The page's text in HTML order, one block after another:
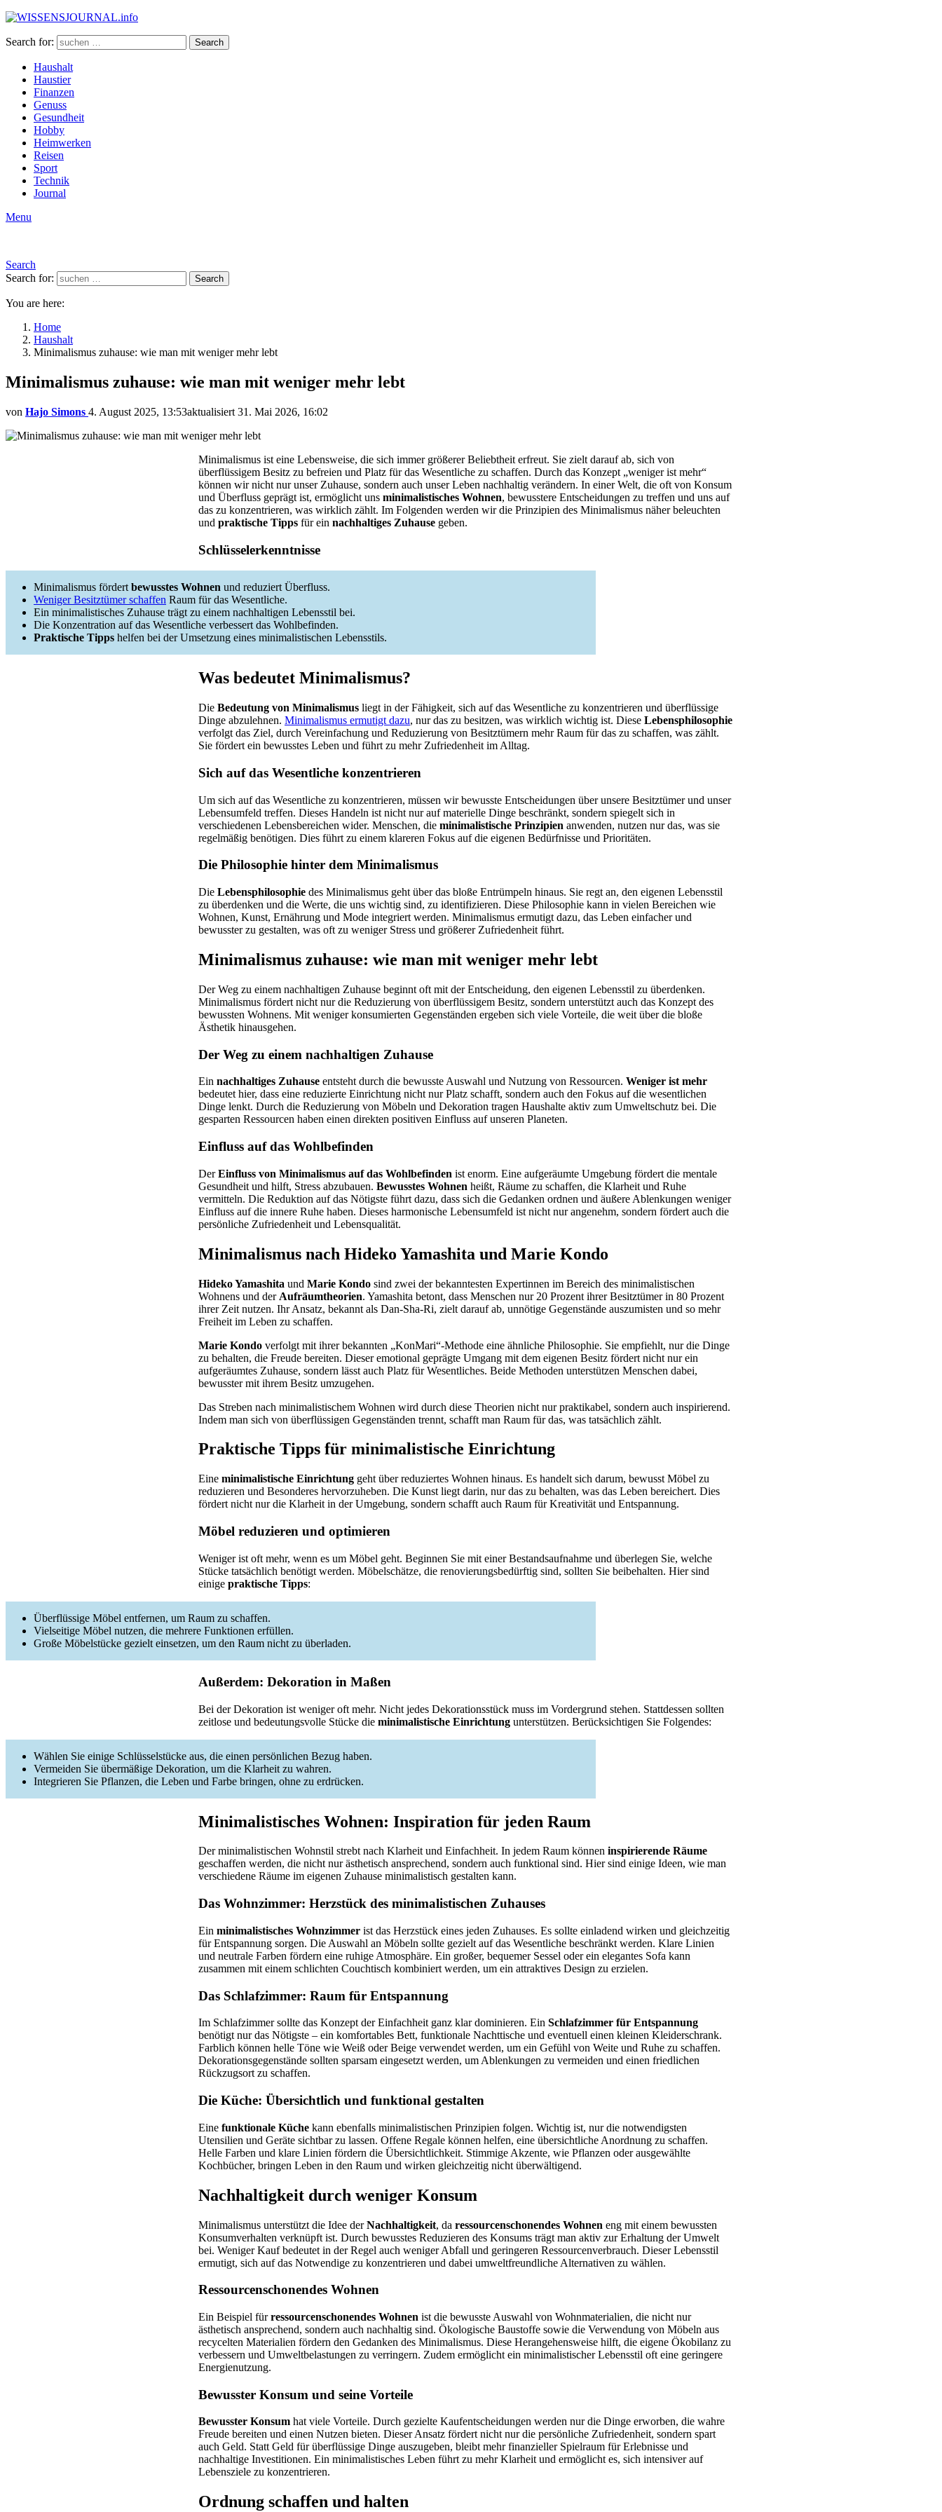
Search for: Search
Haushalt
Haustier
Finanzen
Genuss
Gesundheit
Hobby
Heimwerken
Reisen
Sport
Technik
Journal
Menu
Search
Search for:
Search
You are here:
Home
Haushalt
Minimalismus zuhause: wie man mit weniger mehr lebt
Minimalismus zuhause: wie man mit weniger mehr lebt
von Hajo Simons 4. August 2025, 13:53aktualisiert 31. Mai 2026, 16:02
Minimalismus ist eine Lebensweise, die sich immer größerer Beliebtheit erfreut. Sie zielt darauf ab, sich von
überflüssigem Besitz zu befreien und Platz für das Wesentliche zu schaffen. Durch das Konzept „weniger ist mehr“
können wir nicht nur unser Zuhause, sondern auch unser Leben nachhaltig verändern. In einer Welt, die oft von Konsum
und Überfluss geprägt ist, ermöglicht uns minimalistisches Wohnen, bewusstere Entscheidungen zu treffen und uns auf
das zu konzentrieren, was wirklich zählt. Im Folgenden werden wir die Prinzipien des Minimalismus näher beleuchten
und praktische Tipps für ein nachhaltiges Zuhause geben.
Schlüsselerkenntnisse
Minimalismus fördert bewusstes Wohnen und reduziert Überfluss.
Weniger Besitztümer schaffen Raum für das Wesentliche.
Ein minimalistisches Zuhause trägt zu einem nachhaltigen Lebensstil bei.
Die Konzentration auf das Wesentliche verbessert das Wohlbefinden.
Praktische Tipps helfen bei der Umsetzung eines minimalistischen Lebensstils.
Was bedeutet Minimalismus?
Die Bedeutung von Minimalismus liegt in der Fähigkeit, sich auf das Wesentliche zu konzentrieren und überflüssige
Dinge abzulehnen. Minimalismus ermutigt dazu, nur das zu besitzen, was wirklich wichtig ist. Diese Lebensphilosophie
verfolgt das Ziel, durch Vereinfachung und Reduzierung von Besitztümern mehr Raum für das zu schaffen, was zählt.
Sie fördert ein bewusstes Leben und führt zu mehr Zufriedenheit im Alltag.
Sich auf das Wesentliche konzentrieren
Um sich auf das Wesentliche zu konzentrieren, müssen wir bewusste Entscheidungen über unsere Besitztümer und unser
Lebensumfeld treffen. Dieses Handeln ist nicht nur auf materielle Dinge beschränkt, sondern spiegelt sich in
verschiedenen Lebensbereichen wider. Menschen, die minimalistische Prinzipien anwenden, nutzen nur das, was sie
regelmäßig benötigen. Dies führt zu einem klareren Fokus auf die eigenen Bedürfnisse und Prioritäten.
Die Philosophie hinter dem Minimalismus
Die Lebensphilosophie des Minimalismus geht über das bloße Entrümpeln hinaus. Sie regt an, den eigenen Lebensstil
zu überdenken und die Werte, die uns wichtig sind, zu identifizieren. Diese Philosophie kann in vielen Bereichen wie
Wohnen, Kunst, Ernährung und Mode integriert werden. Minimalismus ermutigt dazu, das Leben einfacher und
bewusster zu gestalten, was oft zu weniger Stress und größerer Zufriedenheit führt.
Minimalismus zuhause: wie man mit weniger mehr lebt
Der Weg zu einem nachhaltigen Zuhause beginnt oft mit der Entscheidung, den eigenen Lebensstil zu überdenken.
Minimalismus fördert nicht nur die Reduzierung von überflüssigem Besitz, sondern unterstützt auch das Konzept des
bewussten Wohnens. Mit weniger konsumierten Gegenständen ergeben sich viele Vorteile, die weit über die bloße
Ästhetik hinausgehen.
Der Weg zu einem nachhaltigen Zuhause
Ein nachhaltiges Zuhause entsteht durch die bewusste Auswahl und Nutzung von Ressourcen. Weniger ist mehr
bedeutet hier, dass eine reduzierte Einrichtung nicht nur Platz schafft, sondern auch den Fokus auf die wesentlichen
Dinge lenkt. Durch die Reduzierung von Möbeln und Dekoration tragen Haushalte aktiv zum Umweltschutz bei. Die
gesparten Ressourcen haben einen direkten positiven Einfluss auf unseren Planeten.
Einfluss auf das Wohlbefinden
DerEinfluss von Minimalismus auf das Wohlbefinden ist enorm. Eine aufgeräumte Umgebung fördert die mentale
Gesundheit und hilft, Stress abzubauen. Bewusstes Wohnen heißt, Räume zu schaffen, die Klarheit und Ruhe
vermitteln. Die Reduktion auf das Nötigste führt dazu, dass sich die Gedanken ordnen und äußere Ablenkungen weniger
Einfluss auf die innere Ruhe haben. Dieses harmonische Lebensumfeld ist nicht nur angenehm, sondern fördert auch die
persönliche Zufriedenheit und Lebensqualität.
Minimalismus nach Hideko Yamashita und Marie Kondo
Hideko Yamashita und Marie Kondo sind zwei der bekanntesten Expertinnen im Bereich des minimalistischen
Wohnens und der Aufräumtheorien. Yamashita betont, dass Menschen nur 20 Prozent ihrer Besitztümer in 80 Prozent
ihrer Zeit nutzen. Ihr Ansatz, bekannt als Dan-Sha-Ri, zielt darauf ab, unnötige Gegenstände auszumisten und so mehr
Freiheit im Leben zu schaffen.
Marie Kondo verfolgt mit ihrer bekannten „KonMari“-Methode eine ähnliche Philosophie. Sie empfiehlt, nur die Dinge
zu behalten, die Freude bereiten. Dieser emotional geprägte Umgang mit dem eigenen Besitz fördert nicht nur ein
aufgeräumtes Zuhause, sondern lässt auch Platz für Wesentliches. Beide Methoden unterstützen Menschen dabei,
bewusster mit ihrem Besitz umzugehen.
Das Streben nach minimalistischem Wohnen wird durch diese Theorien nicht nur praktikabel, sondern auch inspirierend.
Indem man sich von überflüssigen Gegenständen trennt, schafft man Raum für das, was tatsächlich zählt.
Praktische Tipps für minimalistische Einrichtung
Eine minimalistische Einrichtung geht über reduziertes Wohnen hinaus. Es handelt sich darum, bewusst Möbel zu
reduzieren und Besonderes hervorzuheben. Die Kunst liegt darin, nur das zu behalten, was das Leben bereichert. Dies
fördert nicht nur die Klarheit in der Umgebung, sondern schafft auch Raum für Kreativität und Entspannung.
Möbel reduzieren und optimieren
Weniger ist oft mehr, wenn es um Möbel geht. Beginnen Sie mit einer Bestandsaufnahme und überlegen Sie, welche
Stücke tatsächlich benötigt werden. Möbelschätze, die renovierungsbedürftig sind, sollten Sie beibehalten. Hier sind
einige praktische Tipps:
Überflüssige Möbel entfernen, um Raum zu schaffen.
Vielseitige Möbel nutzen, die mehrere Funktionen erfüllen.
Große Möbelstücke gezielt einsetzen, um den Raum nicht zu überladen.
Außerdem: Dekoration in Maßen
Bei der Dekoration ist weniger oft mehr. Nicht jedes Dekorationsstück muss im Vordergrund stehen. Stattdessen sollten
zeitlose und bedeutungsvolle Stücke die minimalistische Einrichtung unterstützen. Berücksichtigen Sie Folgendes:
Wählen Sie einige Schlüsselstücke aus, die einen persönlichen Bezug haben.
Vermeiden Sie übermäßige Dekoration, um die Klarheit zu wahren.
Integrieren Sie Pflanzen, die Leben und Farbe bringen, ohne zu erdrücken.
Minimalistisches Wohnen: Inspiration für jeden Raum
Der minimalistischen Wohnstil strebt nach Klarheit und Einfachheit. In jedem Raum können inspirierende Räume
geschaffen werden, die nicht nur ästhetisch ansprechend, sondern auch funktional sind. Hier sind einige Ideen, wie man
verschiedene Räume im eigenen Zuhause minimalistisch gestalten kann.
Das Wohnzimmer: Herzstück des minimalistischen Zuhauses
Ein minimalistisches Wohnzimmer ist das Herzstück eines jeden Zuhauses. Es sollte einladend wirken und gleichzeitig
für Entspannung sorgen. Die Auswahl an Möbeln sollte gezielt auf das Wesentliche beschränkt werden. Klare Linien
und neutrale Farben fördern eine ruhige Atmosphäre. Ein großer, bequemer Sessel oder ein elegantes Sofa kann
zusammen mit einem schlichten Couchtisch kombiniert werden, um ein attraktives Design zu erzielen.
Das Schlafzimmer: Raum für Entspannung
Im Schlafzimmer sollte das Konzept der Einfachheit ganz klar dominieren. Ein Schlafzimmer für Entspannung
benötigt nur das Nötigste – ein komfortables Bett, funktionale Nachttische und eventuell einen kleinen Kleiderschrank.
Farblich können helle Töne wie Weiß oder Beige verwendet werden, um ein Gefühl von Weite und Ruhe zu schaffen.
Dekorationsgegenstände sollten sparsam eingesetzt werden, um Ablenkungen zu vermeiden und einen friedlichen
Rückzugsort zu schaffen.
Die Küche: Übersichtlich und funktional gestalten
Eine funktionale Küche kann ebenfalls minimalistischen Prinzipien folgen. Wichtig ist, nur die notwendigsten
Utensilien und Geräte sichtbar zu lassen. Offene Regale können helfen, eine übersichtliche Anordnung zu schaffen.
Helle Farben und klare Linien fördern die Übersichtlichkeit. Stimmige Akzente, wie Pflanzen oder ausgewählte
Kochbücher, bringen Leben in den Raum und wirken gleichzeitig nicht überwältigend.
Nachhaltigkeit durch weniger Konsum
Minimalismus unterstützt die Idee derNachhaltigkeit, da ressourcenschonendes Wohnen eng mit einem bewussten
Konsumverhalten verknüpft ist. Durch bewusstes Reduzieren des Konsums trägt man aktiv zur Erhaltung der Umwelt
bei. Weniger Kauf bedeutet in der Regel auch weniger Abfall und geringeren Ressourcenverbrauch. Dieser Lebensstil
ermutigt, sich auf das Notwendige zu konzentrieren und dabei umweltfreundliche Alternativen zu wählen.
Ressourcenschonendes Wohnen
Ein Beispiel fürressourcenschonendes Wohnen ist die bewusste Auswahl von Wohnmaterialien, die nicht nur
ästhetisch ansprechend, sondern auch nachhaltig sind. Ökologische Baustoffe sowie die Verwendung von Möbeln aus
recycelten Materialien fördern den Gedanken des Minimalismus. Diese Herangehensweise hilft, die eigene Ökobilanz zu
verbessern und Umweltbelastungen zu verringern. Zudem ermöglicht ein minimalistischer Lebensstil oft eine geringere
Energienutzung.
Bewusster Konsum und seine Vorteile
Bewusster Konsum hat viele Vorteile. Durch gezielte Kaufentscheidungen werden nur die Dinge erworben, die wahre
Freude bereiten und einen Nutzen bieten. Dieser Ansatz fördert nicht nur die persönliche Zufriedenheit, sondern spart
auch Geld. Statt Geld für überflüssige Dinge auszugeben, bleibt mehr finanzieller Spielraum für Erlebnisse und
nachhaltige Investitionen. Ein minimalistisches Leben führt zu mehr Klarheit und ermöglicht es, sich intensiver auf
Lebensziele zu konzentrieren.
Ordnung schaffen und halten